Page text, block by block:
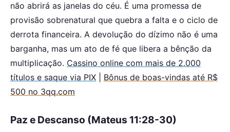
não abrirá as janelas do céu. É uma promessa de
provisão sobrenatural que quebra a falta e o ciclo de
derrota financeira. A devolução do dízimo não é uma
barganha, mas um ato de fé que libera a bênção da
multiplicação. Cassino online com mais de 2.000
títulos e saque via PIX
Bônus de boas-vindas até R$
500 no 3qq.com
Paz e Descanso (Mateus 11:28-30)